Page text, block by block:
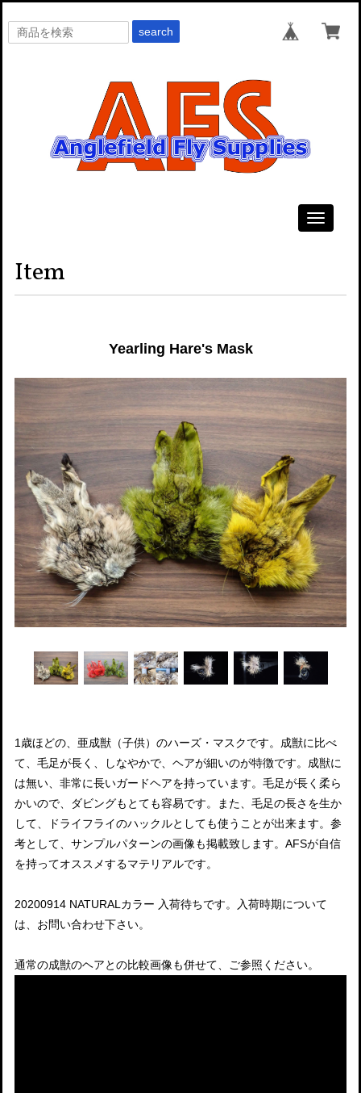
search
Toggle
Item
Yearling Hare's Mask
1歳ほどの、亜成獣（子供）のハーズ・マスクです。成獣に比べ
て、毛足が長く、しなやかで、ヘアが細いのが特徴です。成獣に
は無い、非常に長いガードヘアを持っています。毛足が長く柔ら
かいので、ダビングもとても容易です。また、毛足の長さを生か
して、ドライフライのハックルとしても使うことが出来ます。参
考として、サンプルパターンの画像も掲載致します。AFSが自信
を持ってオススメするマテリアルです。
20200914 NATURALカラー 入荷待ちです。入荷時期について
は、お問い合わせ下さい。
通常の成獣のヘアとの比較画像も併せて、ご参照ください。